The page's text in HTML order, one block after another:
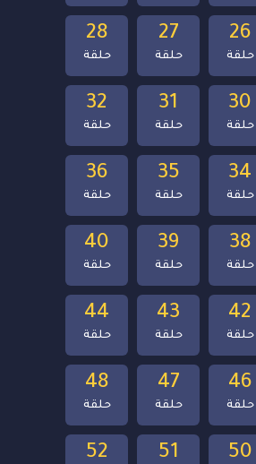
52 51 50
48
حلقة
47
حلقة
46
حلقة
44
حلقة
43
حلقة
42
حلقة
40
حلقة
39
حلقة
38
حلقة
36
حلقة
35
حلقة
34
حلقة
32
حلقة
31
حلقة
30
حلقة
28
حلقة
27
حلقة
26
حلقة